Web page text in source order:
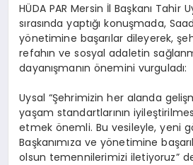
HÜDA PAR Mersin İl Başkanı Tahir
sırasında yaptığı konuşmada,
yönetimine başarılar dileyerek,
refahın ve sosyal adaletin
dayanışmanın önemini vurguladı:
Uysal “Şehrimizin her alanda
yaşam standartlarının
etmek önemli. Bu vesileyle, yeni
Başkanımıza ve yönetimine
olsun temennilerimizi iletiyoruz”